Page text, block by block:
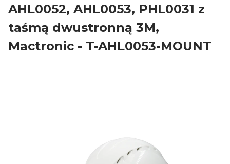
AHL0052, AHL0053, PHL0031 z
taśmą dwustronną 3M,
Mactronic - T-AHL0053-MOUNT